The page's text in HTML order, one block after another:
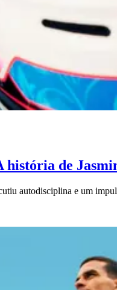
de
autodisciplina e um